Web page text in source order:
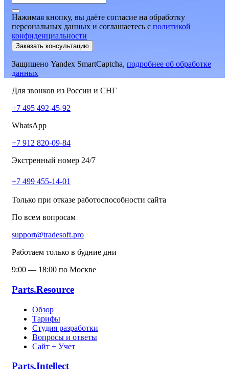
Нажимая кнопку, вы даёте согласие на обработку
персональных данных и соглашаетесь c политикой
конфиденциальности
Заказать консультацию
Защищено Yandex SmartCaptcha, подробнее об обработке
данных
Для звонков из России и СНГ
+7 495 492-45-92
WhatsApp
+7 912 820-09-84
Экстренный номер 24/7
+7 499 455-14-01
Только при отказе работоспособности сайта
По всем вопросам
support@tradesoft.pro
Работаем только в будние дни
9:00 — 18:00 по Москве
Parts.Resource
Обзор
Тарифы
Студия разработки
Вопросы и ответы
Сайт + Учет
Parts.Intellect